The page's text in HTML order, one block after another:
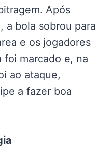
Após
a bola sobrou para
e os jogadores
foi marcado e, na
ao ataque,
a fazer boa